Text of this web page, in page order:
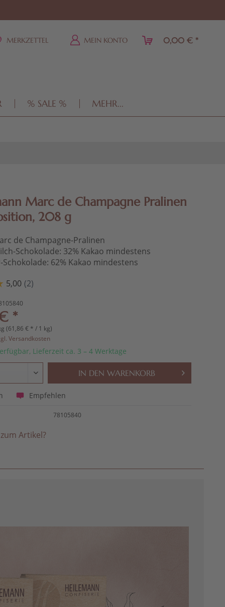
MERKZETTEL MEIN KONTO 0,00 € *
% SALE % MEHR...
Marc de Champagne Pralinen
208 g
de Champagne-Pralinen
Schokolade: 32% Kakao mindestens
62% Kakao mindestens
*
(61,86 € * / 1 kg)
Versandkosten
Lieferzeit ca. 3 – 4 Werktage
IN DEN WARENKORB
Empfehlen
78105840
Artikel?